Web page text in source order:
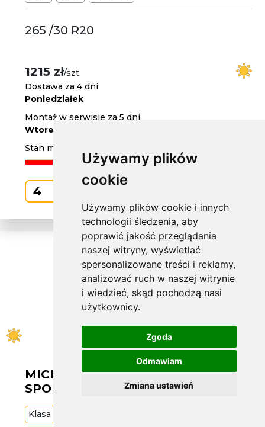
Używamy plików
cookie
Używamy plików cookie i innych
technologii śledzenia, aby
poprawić jakość przeglądania
naszej witryny, wyświetlać
spersonalizowane treści i reklamy,
analizować ruch w naszej witrynie
i wiedzieć, skąd pochodzą nasi
użytkownicy.
Zgoda
Odmawiam
Zmiana ustawień
265 /30 R20
1215 zł/szt.
Dostawa za 4 dni
Poniedziałek
Montaż w serwisie za 5 dni
Wtorek
Stan magazynowy
MICHELIN L235/55 R19 LATITUDE
SPORT 3 101W AO
Klasa